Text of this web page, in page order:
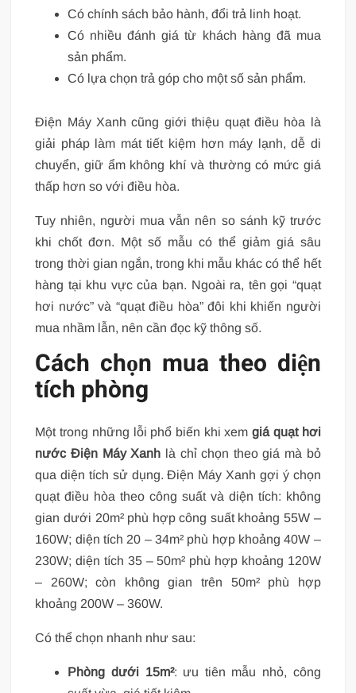
Có chính sách bảo hành, đổi trả linh hoạt.
Có nhiều đánh giá từ khách hàng đã mua
sản phẩm.
Có lựa chọn trả góp cho một số sản phẩm.
Điện Máy Xanh cũng giới thiệu quạt điều hòa là
giải pháp làm mát tiết kiệm hơn máy lạnh, dễ di
chuyển, giữ ẩm không khí và thường có mức giá
thấp hơn so với điều hòa.
Tuy nhiên, người mua vẫn nên so sánh kỹ trước
khi chốt đơn. Một số mẫu có thể giảm giá sâu
trong thời gian ngắn, trong khi mẫu khác có thể hết
hàng tại khu vực của bạn. Ngoài ra, tên gọi “quạt
hơi nước” và “quạt điều hòa” đôi khi khiến người
mua nhầm lẫn, nên cần đọc kỹ thông số.
Cách chọn mua theo diện
tích phòng
Một trong những lỗi phổ biến khi xemgiá quạt hơi
nước Điện Máy Xanh là chỉ chọn theo giá mà bỏ
qua diện tích sử dụng. Điện Máy Xanh gợi ý chọn
quạt điều hòa theo công suất và diện tích: không
gian dưới 20m² phù hợp công suất khoảng 55W –
160W; diện tích 20 – 34m² phù hợp khoảng 40W –
230W; diện tích 35 – 50m² phù hợp khoảng 120W
– 260W; còn không gian trên 50m² phù hợp
khoảng 200W – 360W.
Có thể chọn nhanh như sau:
Phòng dưới 15m²: ưu tiên mẫu nhỏ, công